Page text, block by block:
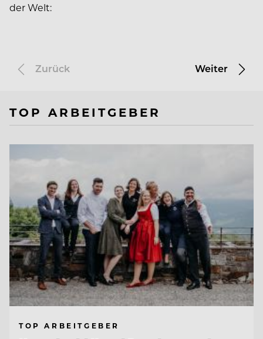
der Welt:
Zurück Weiter
TOP ARBEITGEBER
TOP ARBEITGEBER